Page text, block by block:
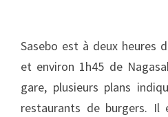
Sasebo est à deux heures
et environ 1h45 de
gare, plusieurs plans
restaurants de burgers. Il